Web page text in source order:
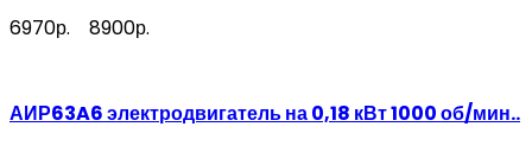
6970р. 8900р.
АИР63A6 электродвигатель на 0,18 кВт 1000 об/мин..